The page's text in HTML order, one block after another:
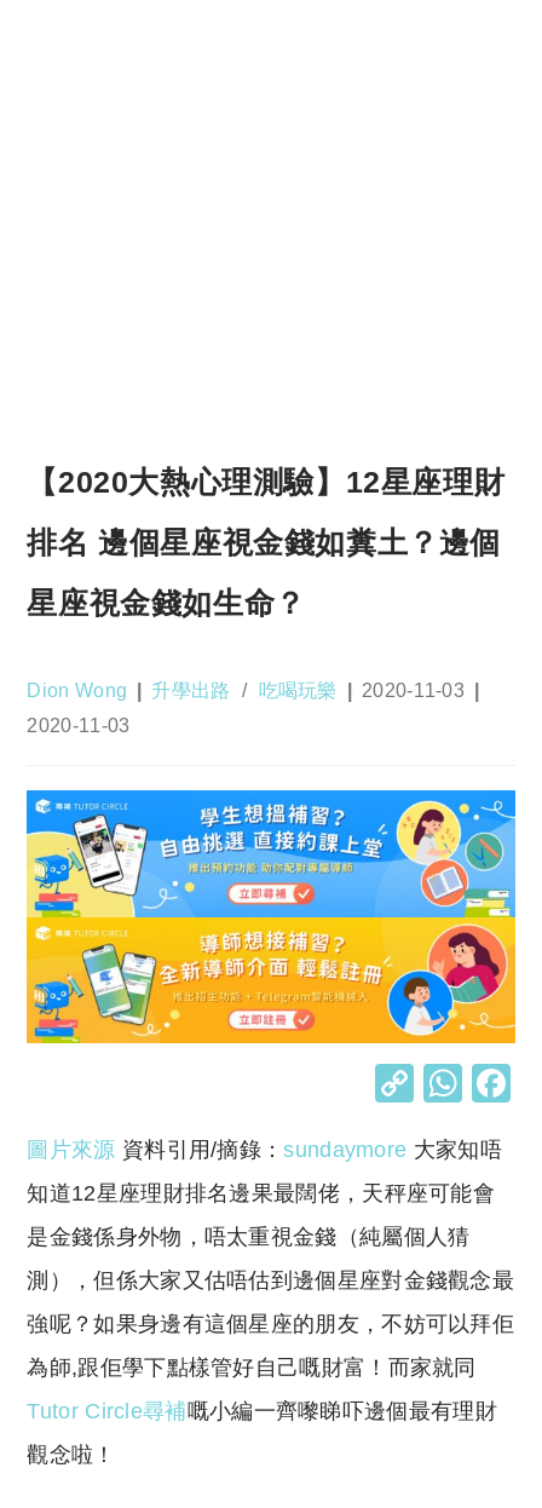
【2020大熱心理測驗】12星座理財
排名 邊個星座視金錢如糞土？邊個
星座視金錢如生命？
Post
Dion Wong
Post
升學出路 / 吃喝玩樂
Post
2020-11-03
Post
2020-11-03
C
p
y
Li
n
k
W
at
s
p
p
圖片來源 資料引用/摘錄：sundaymore 大家知唔
知道12星座理財排名邊果最闊佬，天秤座可能會
是金錢係身外物，唔太重視金錢（純屬個人猜
測），但係大家又估唔估到邊個星座對金錢觀念最
強呢？如果身邊有這個星座的朋友，不妨可以拜佢
為師,跟佢學下點樣管好自己嘅財富！而家就同
Tutor Circle尋補嘅小編一齊嚟睇吓邊個最有理財
觀念啦！